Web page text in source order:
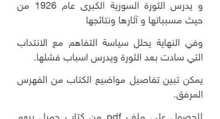
و يدرس الثورة السورية الكبرى عام 1926 من
حيث مسبباتها و آثارها ونتائجها
وفي النهاية يحلل سياسة التفاهم مع الانتداب
التي سادت بعد الثورة ويدرس اسباب فشلها.
يمكن تبين تفاصيل مواضيع الكتاب من الفهرس
المرفق.